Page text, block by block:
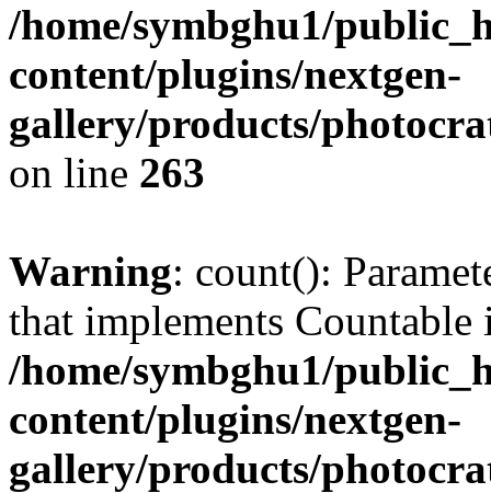
/home/symbghu1/
content/plugins/nextgen-
gallery/products/
on line 263
Warning: count():
that implements Countable
/home/symbghu1/
content/plugins/nextgen-
gallery/products/